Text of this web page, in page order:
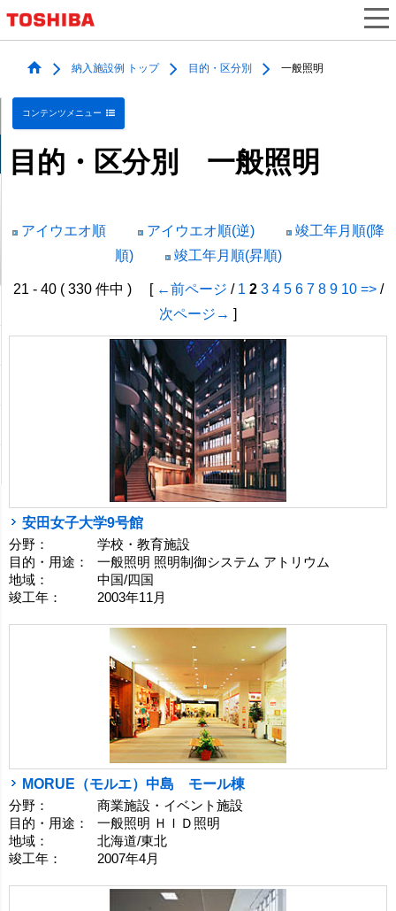
納入施設例 トップ 目的・区分別 一般照明
コンテンツメニュー
目的・区分別 一般照明
アイウエオ順 アイウエオ順(逆)
竣工年月順(降
順)
竣工年月順(昇順)
21 - 40 ( 330 件中 ) [ ←前ページ / 1 2 3 4 5 6 7 8 9 10 =>/
次ページ→ ]
安田女子大学9号館
分野：
学校・教育施設
目的・用途：
一般照明 照明制御システム アトリウム
地域：
中国/四国
竣工年：
2003年11月
MORUE（モルエ）中島 モール棟
分野：
商業施設・イベント施設
目的・用途：
一般照明 ＨＩＤ照明
地域：
北海道/東北
竣工年：
2007年4月